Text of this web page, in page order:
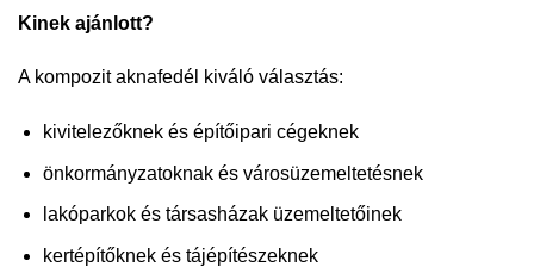
Kinek ajánlott?
A kompozit aknafedél kiváló választás:
kivitelezőknek és építőipari cégeknek
önkormányzatoknak és városüzemeltetésnek
lakóparkok és társasházak üzemeltetőinek
kertépítőknek és tájépítészeknek